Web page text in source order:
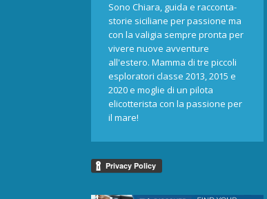
Sono Chiara, guida e racconta-
storie siciliane per passione ma
con la valigia sempre pronta per
vivere nuove avventure
all'estero. Mamma di tre piccoli
esploratori classe 2013, 2015 e
2020 e moglie di un pilota
elicotterista con la passione per
il mare!